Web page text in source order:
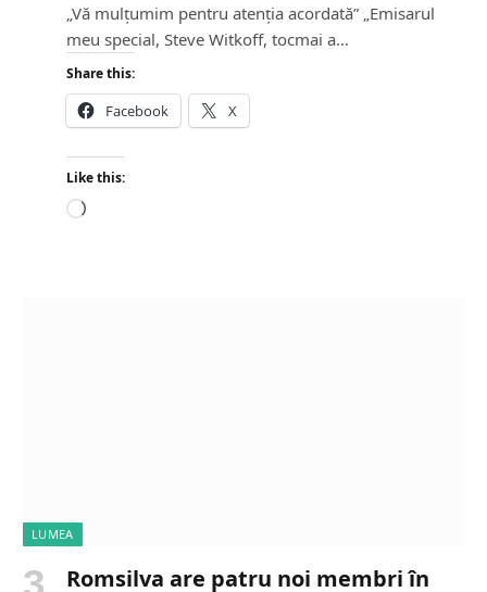
„Vă mulțumim pentru atenția acordată” „Emisarul
meu special, Steve Witkoff, tocmai a…
Share this:
Facebook X
Like this:
L
LUMEA
Romsilva are patru noi membri în